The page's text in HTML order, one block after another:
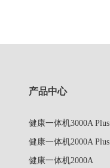
产品中心
健康一体机3000A Plus
健康一体机2000A Plus
健康一体机2000A